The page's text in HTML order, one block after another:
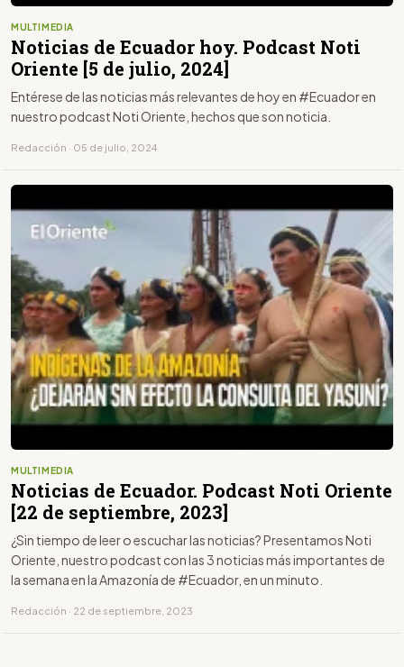
MULTIMEDIA
Noticias de Ecuador hoy. Podcast Noti
Oriente [5 de julio, 2024]
Entérese de las noticias más relevantes de hoy en #Ecuador en
nuestro podcast Noti Oriente, hechos que son noticia.
Redacción · 05 de julio, 2024
MULTIMEDIA
Noticias de Ecuador. Podcast Noti Oriente
[22 de septiembre, 2023]
¿Sin tiempo de leer o escuchar las noticias? Presentamos Noti
Oriente, nuestro podcast con las 3 noticias más importantes de
la semana en la Amazonía de #Ecuador, en un minuto.
Redacción · 22 de septiembre, 2023